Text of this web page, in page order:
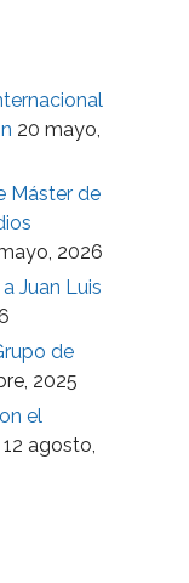
20 mayo,
Máster de
2026
Juan Luis
de
2025
el
12 agosto,